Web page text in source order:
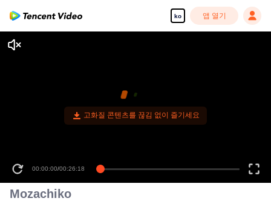
ko 앱 열기
고화질 콘텐츠를 끊김 없이 즐기세요
00:00:00/00:26:18
Mozachiko